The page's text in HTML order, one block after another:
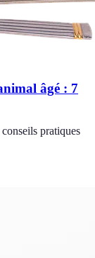
âgé : 7
pratiques